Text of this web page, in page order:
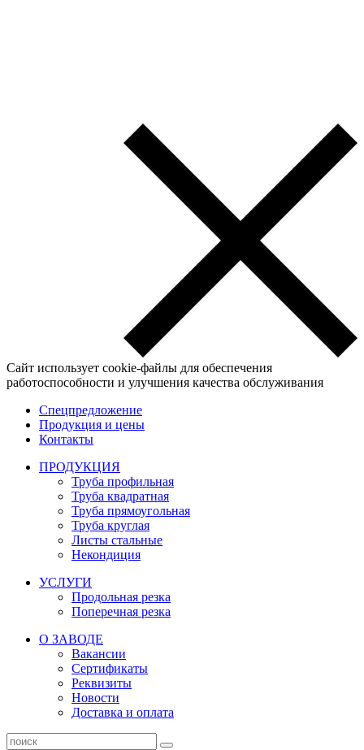
Сайт использует cookie-файлы для обеспечения
работоспособности и улучшения качества обслуживания
Спецпредложение
Продукция и цены
Контакты
ПРОДУКЦИЯ
Труба профильная
Труба квадратная
Труба прямоугольная
Труба круглая
Листы стальные
Некондиция
УСЛУГИ
Продольная резка
Поперечная резка
О ЗАВОДЕ
Вакансии
Сертификаты
Реквизиты
Новости
Доставка и оплата